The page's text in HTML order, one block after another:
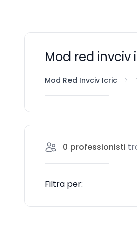
Mod red invciv
Mod Red Invciv Icric
0 professionisti
Filtra per: